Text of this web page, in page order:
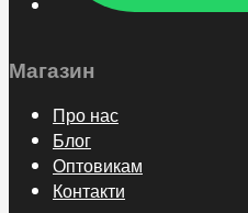
Магазин
Про нас
Блог
Оптовикам
Контакти